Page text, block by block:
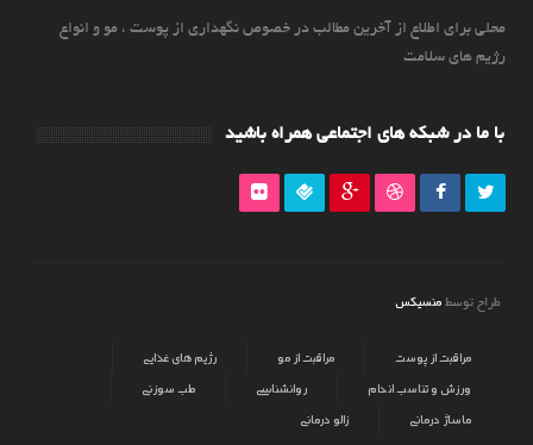
محلی برای اطلاع از آخرین مطالب در خصوص نگهداری از پوست ، مو و انواع
رژیم های سلامت
با ما در شبکه های اجتماعی همراه باشید
طراح توسط منسیکس
مراقبت از پوست مراقبت از مو
رژیم های غذایی
ورزش و تناسب اندام
روانشناسی
طب سوزنی
ماساژ درمانی
زالو درمانی